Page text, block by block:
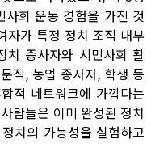
회 운동 경험을 가진 것
가 특정 정치 조직 내부
치 종사자와 시민사회 활
직, 농업 종사자, 학생 등
적 네트워크에 가깝다는
람들은 이미 완성된 정치
치의 가능성을 실험하고